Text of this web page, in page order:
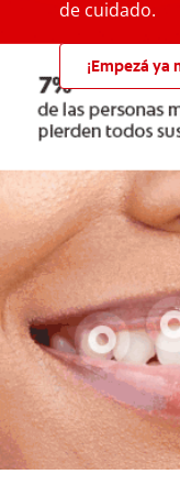
de cuidado.
¡Empezá ya